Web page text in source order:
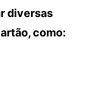
diversas
como: